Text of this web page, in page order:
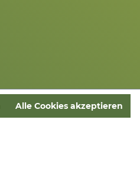
Alle Cookies akzeptieren